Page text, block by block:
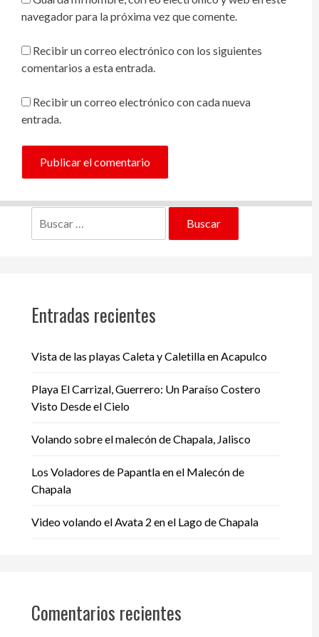
navegador para la próxima vez que comente.
Recibir un correo electrónico con los siguientes
comentarios a esta entrada.
Recibir un correo electrónico con cada nueva
entrada.
Entradas recientes
Vista de las playas Caleta y Caletilla en Acapulco
Playa El Carrizal, Guerrero: Un Paraíso Costero
Visto Desde el Cielo
Volando sobre el malecón de Chapala, Jalisco
Los Voladores de Papantla en el Malecón de
Chapala
Video volando el Avata 2 en el Lago de Chapala
Comentarios recientes